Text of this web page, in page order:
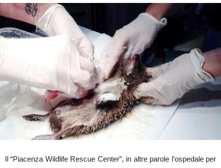
Il “Piacenza Wildlife Rescue Center”, in altre parole l’ospedale per